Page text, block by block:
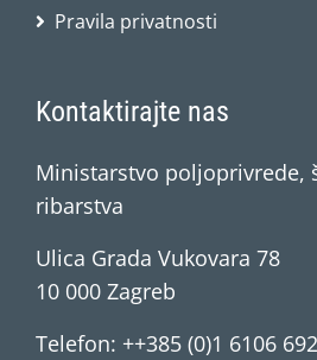
Pravila privatnosti
Kontaktirajte nas
Ministarstvo poljoprivrede,
ribarstva
Ulica Grada Vukovara 78
10 000 Zagreb
Telefon: ++385 (0)1 6106 692